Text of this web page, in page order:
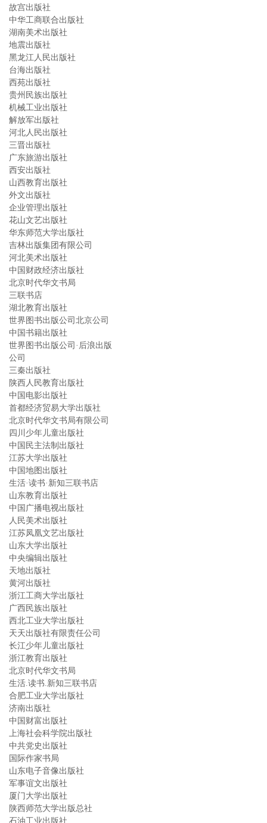
故宫出版社
中华工商联合出版社
湖南美术出版社
地震出版社
黑龙江人民出版社
台海出版社
西苑出版社
贵州民族出版社
机械工业出版社
解放军出版社
河北人民出版社
三晋出版社
广东旅游出版社
西安出版社
山西教育出版社
外文出版社
企业管理出版社
花山文艺出版社
华东师范大学出版社
吉林出版集团有限公司
河北美术出版社
中国财政经济出版社
北京时代华文书局
三联书店
湖北教育出版社
世界图书出版公司北京公司
中国书籍出版社
世界图书出版公司·后浪出版
公司
三秦出版社
陕西人民教育出版社
中国电影出版社
首都经济贸易大学出版社
北京时代华文书局有限公司
四川少年儿童出版社
中国民主法制出版社
江苏大学出版社
中国地图出版社
生活·读书·新知三联书店
山东教育出版社
中国广播电视出版社
人民美术出版社
江苏凤凰文艺出版社
山东大学出版社
中央编辑出版社
天地出版社
黄河出版社
浙江工商大学出版社
广西民族出版社
西北工业大学出版社
天天出版社有限责任公司
长江少年儿童出版社
浙江教育出版社
北京时代华文书局
生活.读书.新知三联书店
合肥工业大学出版社
济南出版社
中国财富出版社
上海社会科学院出版社
中共党史出版社
国际作家书局
山东电子音像出版社
军事谊文出版社
厦门大学出版社
陕西师范大学出版总社
石油工业出版社